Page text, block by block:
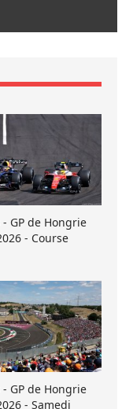
- GP de Hongrie
- Course
- GP de Hongrie
- Samedi